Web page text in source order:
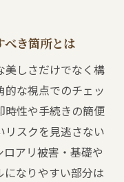
べき箇所とは
美しさだけでなく構
な視点でのチェッ
時性や手続きの簡便
リスクを見逃さない
アリ被害・基礎や
なりやすい部分は